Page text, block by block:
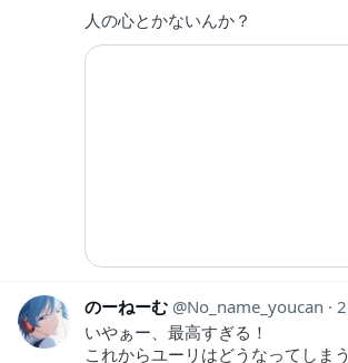
人の心とかないんか？
のーねーむ No_name_youcan
いやぁー、最高すぎる！
これからユーリはどうなってしま